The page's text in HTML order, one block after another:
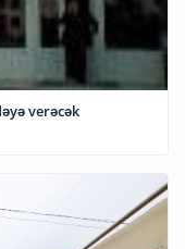
verəcək